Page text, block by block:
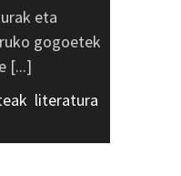
eta
gogoetek
[...]
literatura